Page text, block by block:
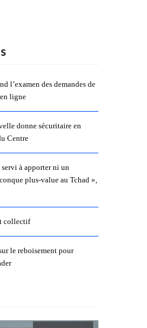
l’examen des demandes de
ligne
donne sécuritaire en
Centre
servi à apporter ni un
plus-value au Tchad »,
collectif
le reboisement pour